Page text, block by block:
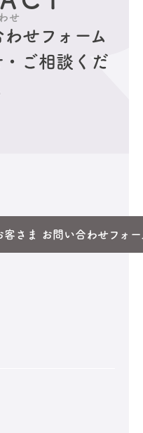
せ
せフォーム
ご相談くだ
客さま お問い合わせフォー